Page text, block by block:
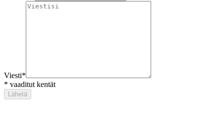
Viesti*
* vaaditut kentät